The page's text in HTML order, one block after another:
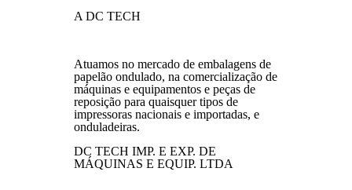
A DC TECH
Atuamos no mercado de embalagens de
papelão ondulado, na comercialização de
máquinas e equipamentos e peças de
reposição para quaisquer tipos de
impressoras nacionais e importadas, e
onduladeiras.
DC TECH IMP. E EXP. DE
MÁQUINAS E EQUIP. LTDA